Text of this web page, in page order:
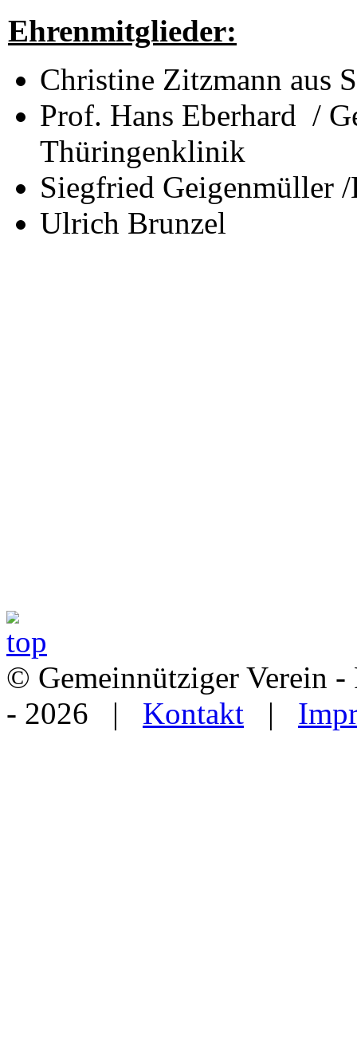
Ehrenmitglieder:
Christine Zitzmann aus
Prof. Hans Eberhard /
Thüringenklinik
Siegfried Geigenmüller
Ulrich Brunzel
© Gemeinnütziger Verein -
- 2026 | Kontakt |